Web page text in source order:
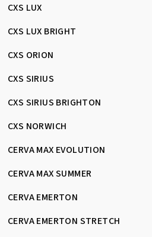
CXS LUX
CXS LUX BRIGHT
CXS ORION
CXS SIRIUS
CXS SIRIUS BRIGHTON
CXS NORWICH
CERVA MAX EVOLUTION
CERVA MAX SUMMER
CERVA EMERTON
CERVA EMERTON STRETCH